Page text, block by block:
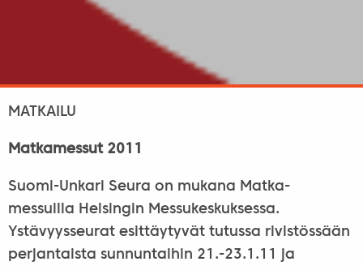
MATKAILU
Matkamessut 2011
Suomi-Unkari Seura on mukana Matka-
messuilla Helsingin Messukeskuksessa.
Ystävyysseurat esittäytyvät tutussa rivistössään
perjantaista sunnuntaihin 21.-23.1.11 ja